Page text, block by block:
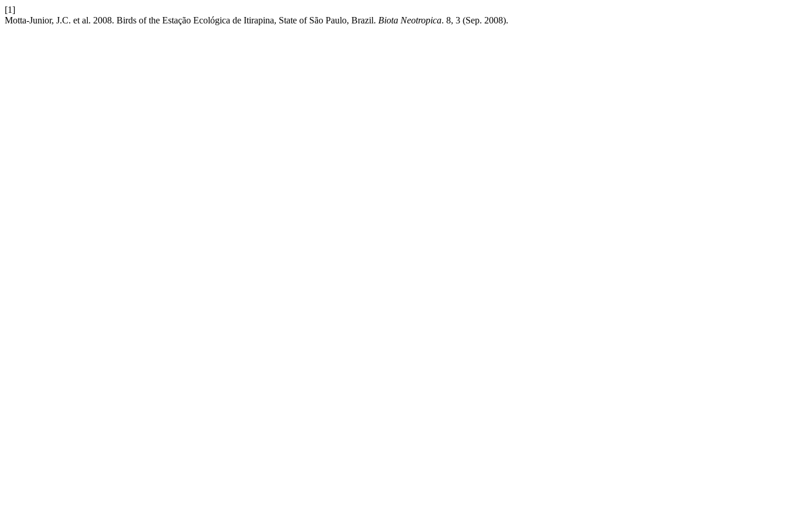
[1]
Motta-Junior, J.C. et al. 2008. Birds of the Estação Ecológica de Itirapina, State of São Paulo, Brazil. Biota Neotropica. 8, 3 (Sep. 2008).